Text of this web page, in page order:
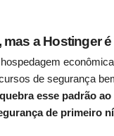
mas a Hostinger
de segurança
esse padrão
de primeiro